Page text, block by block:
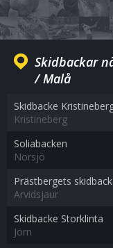
Skidbackar
/ Malå
Skidbacke
Kristineberg
Soliabacken
Norsjö
Prästbergets
Arvidsjaur
Skidbacke Storklinta
Jörn